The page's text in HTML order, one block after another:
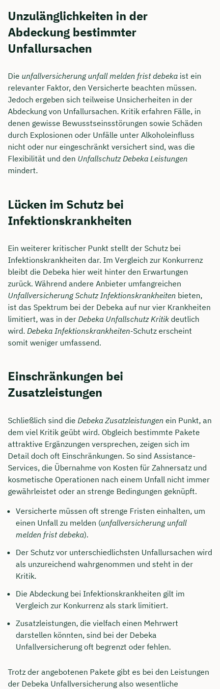
Unzulänglichkeiten in der
Abdeckung bestimmter
Unfallursachen
Die unfallversicherung unfall melden frist debeka ist ein
relevanter Faktor, den Versicherte beachten müssen.
Jedoch ergeben sich teilweise Unsicherheiten in der
Abdeckung von Unfallursachen. Kritik erfahren Fälle, in
denen gewisse Bewusstseinsstörungen sowie Schäden
durch Explosionen oder Unfälle unter Alkoholeinfluss
nicht oder nur eingeschränkt versichert sind, was die
Flexibilität und den Unfallschutz Debeka Leistungen
mindert.
Lücken im Schutz bei
Infektionskrankheiten
Ein weiterer kritischer Punkt stellt der Schutz bei
Infektionskrankheiten dar. Im Vergleich zur Konkurrenz
bleibt die Debeka hier weit hinter den Erwartungen
zurück. Während andere Anbieter umfangreichen
Unfallversicherung Schutz Infektionskrankheiten bieten,
ist das Spektrum bei der Debeka auf nur vier Krankheiten
limitiert, was in der Debeka Unfallschutz Kritikdeutlich
wird. Debeka Infektionskrankheiten-Schutz erscheint
somit weniger umfassend.
Einschränkungen bei
Zusatzleistungen
Schließlich sind die Debeka Zusatzleistungen ein Punkt, an
dem viel Kritik geübt wird. Obgleich bestimmte Pakete
attraktive Ergänzungen versprechen, zeigen sich im
Detail doch oft Einschränkungen. So sind Assistance-
Services, die Übernahme von Kosten für Zahnersatz und
kosmetische Operationen nach einem Unfall nicht immer
gewährleistet oder an strenge Bedingungen geknüpft.
Versicherte müssen oft strenge Fristen einhalten, um
einen Unfall zu melden (unfallversicherung unfall
melden frist debeka).
Der Schutz vor unterschiedlichsten Unfallursachen wird
als unzureichend wahrgenommen und steht in der
Kritik.
Die Abdeckung bei Infektionskrankheiten gilt im
Vergleich zur Konkurrenz als stark limitiert.
Zusatzleistungen, die vielfach einen Mehrwert
darstellen könnten, sind bei der Debeka
Unfallversicherung oft begrenzt oder fehlen.
Trotz der angebotenen Pakete gibt es bei den Leistungen
der Debeka Unfallversicherung also wesentliche